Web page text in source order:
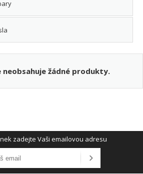
žádné produkty.
zadejte Vaši emailovou adresu